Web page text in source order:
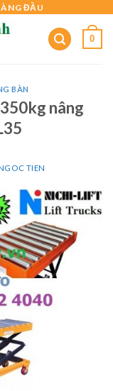
ĐẦU
0
BÀN
nâng
TIEN